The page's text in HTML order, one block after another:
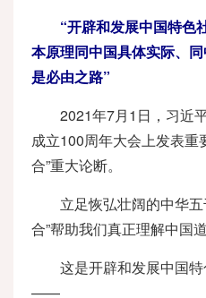
“开辟和发展中国特色
本原理同中国具体实际、
是必由之路”
2021年7月1日，习近
成立100周年大会上发表重
合”重大论断。
立足恢弘壮阔的中华
合”帮助我们真正理解中国道
这是开辟和发展中国
——